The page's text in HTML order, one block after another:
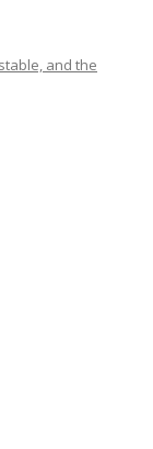
and the